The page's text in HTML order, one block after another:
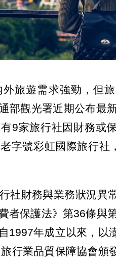
旅遊需求強勁，但
部觀光署近期公布最
9家旅行社因財務或
字號彩虹國際旅行社
社財務與業務狀況異
者保護法》第36條與
1997年成立以來，以
行業品質保障協會頒